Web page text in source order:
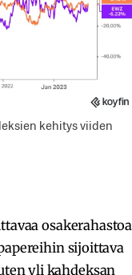
kehitys viiden
osakerahastoa
sijoittava
yli kahdeksan